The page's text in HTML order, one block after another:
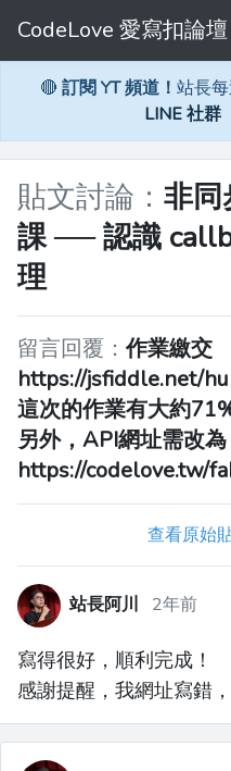
CodeLove 愛寫扣論壇
🔴 訂閱 YT 頻道！ 站長
LINE 社群
貼文討論： 非同
課 ── 認識
理
留言回覆：作業繳交
https://jsfiddle.net/
這次的作業有大約
另外，API網址需改為
https://codelove.tw/
查看原始
站長阿川 2年前
寫得很好，順利完成！
感謝提醒，我網址寫錯